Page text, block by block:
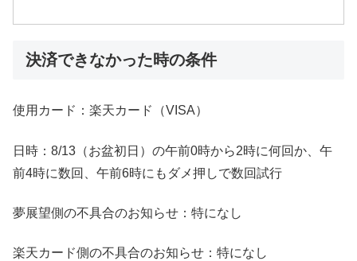
決済できなかった時の条件
使用カード：楽天カード（VISA）
日時：8/13（お盆初日）の午前0時から2時に何回か、午
前4時に数回、午前6時にもダメ押しで数回試行
夢展望側の不具合のお知らせ：特になし
楽天カード側の不具合のお知らせ：特になし